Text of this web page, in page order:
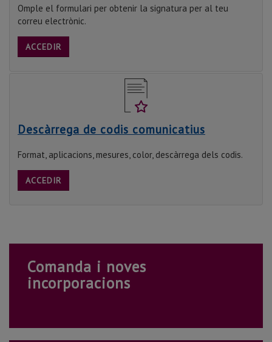
Omple el formulari per obtenir la signatura per al teu
correu electrònic.
ACCEDIR
Descàrrega de codis comunicatius
Format, aplicacions, mesures, color, descàrrega dels codis.
ACCEDIR
Comanda i noves
incorporacions